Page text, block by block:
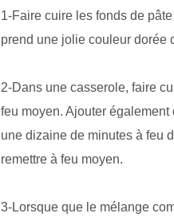
1-Faire cuire les fonds de
prend une jolie couleur dorée
2-Dans une casserole, faire
feu moyen. Ajouter
une dizaine de minutes à feu
remettre à feu moyen.
3-Lorsque que le mélange